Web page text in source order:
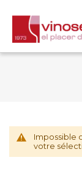
Impossible
votre